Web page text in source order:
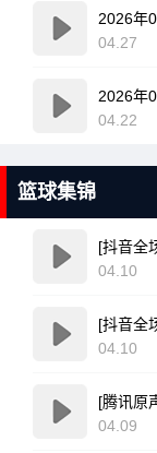
04.27
2026年
04.22
篮球集锦
04.10
04.10
04.09